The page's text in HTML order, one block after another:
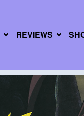
REVIEWS